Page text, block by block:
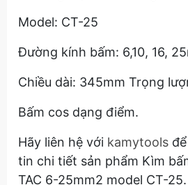
Model: CT-25
Đường kính bấm: 6,10, 16,
Chiều dài: 345mm Trọng
Bấm cos dạng điểm.
Hãy liên hệ với kamytools
tin chi tiết sản phẩm Kìm
TAC 6-25mm2 model CT-25.